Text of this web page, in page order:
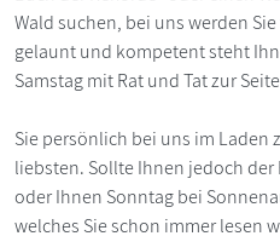
Wald suchen, bei uns werden
gelaunt und kompetent steht
Samstag mit Rat und Tat zur
Sie persönlich bei uns im Laden
liebsten. Sollte Ihnen jedoch
oder Ihnen Sonntag bei
welches Sie schon immer lesen